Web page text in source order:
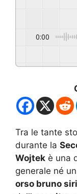
0:00
Tra le tante
durante la
Wojtek è una
generale né
orso bruno